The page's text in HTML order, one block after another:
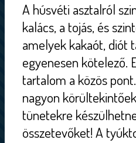
A húsvéti asztalról
kalács, a tojás, és
amelyek kakaót, diót
egyenesen kötelező.
tartalom a közös
nagyon
tünetekre
összetevőket! A